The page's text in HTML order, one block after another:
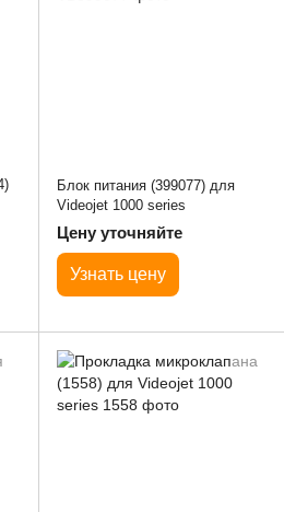
Блок питания (399077) для
Videojet 1000 series
Цену уточняйте
Узнать цену